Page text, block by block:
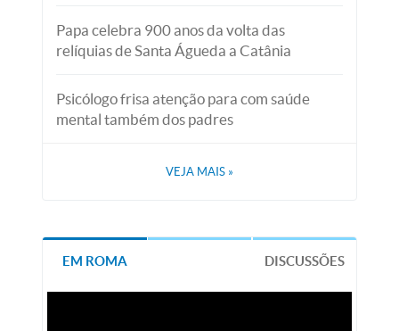
Papa celebra 900 anos da volta das
relíquias de Santa Águeda a Catânia
Psicólogo frisa atenção para com saúde
mental também dos padres
VEJA MAIS »
EM ROMA DISCUSSÕES